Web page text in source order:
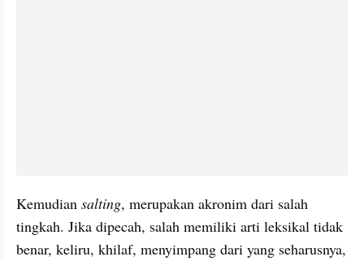
Kemudian salting, merupakan akronim dari salah
tingkah. Jika dipecah, salah memiliki arti leksikal tidak
benar, keliru, khilaf, menyimpang dari yang seharusnya,